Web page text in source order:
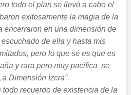
todo el plan se llevó a cabo el
exitosamente la magia de la
encerraron en una dimensión de
de ella y hasta mis
pero lo que sé es que es
y rara pero muy pacifica se
Dimensión Izcra”.
recuerdo de existencia de la